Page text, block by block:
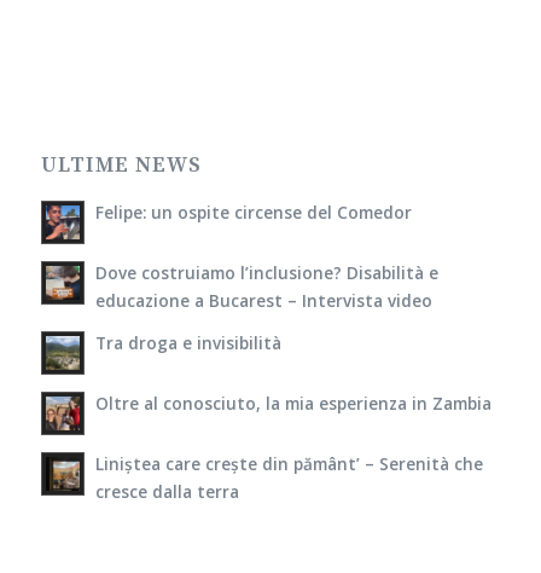
ULTIME NEWS
Felipe: un ospite circense del Comedor
Dove costruiamo l’inclusione? Disabilità e
educazione a Bucarest – Intervista video
Tra droga e invisibilità
Oltre al conosciuto, la mia esperienza in Zambia
Liniștea care crește din pământ’ – Serenità che
cresce dalla terra